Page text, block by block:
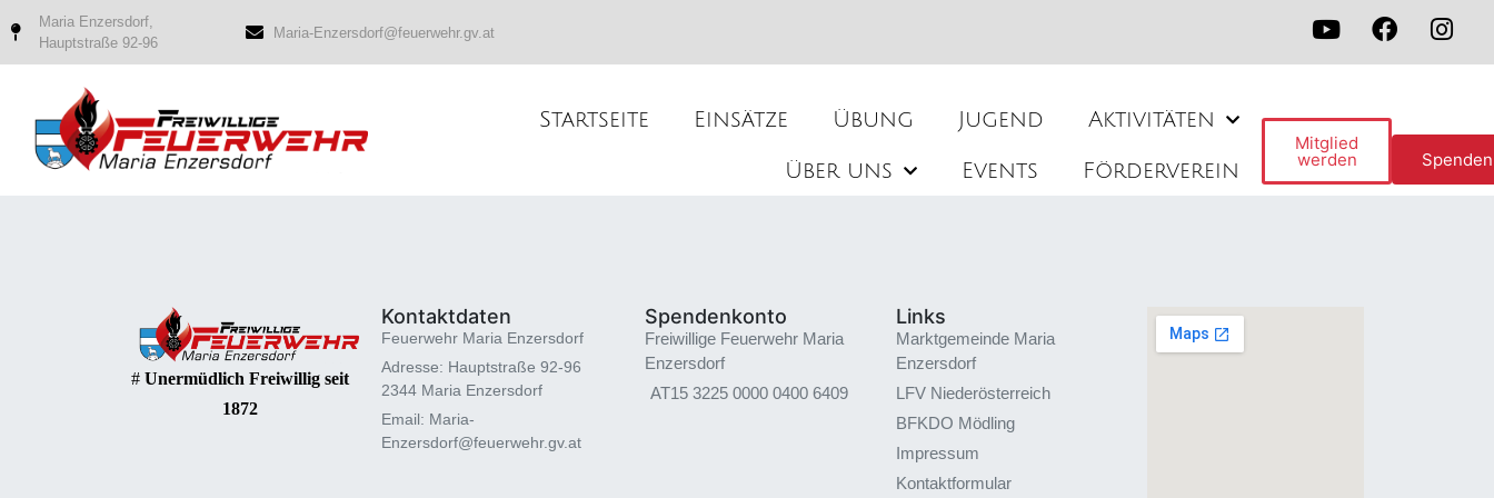
Maria Enzersdorf,
Hauptstraße 92-96
Maria-Enzersdorf@feuerwehr.gv.at
Startseite Einsätze Übung Jugend Aktivitäten
Über uns Events Förderverein
Mitglied
werden Spenden
# Unermüdlich Freiwillig seit
1872
Kontaktdaten
Feuerwehr Maria Enzersdorf
Adresse: Hauptstraße 92-96
2344 Maria Enzersdorf
Email: Maria-
Enzersdorf@feuerwehr.gv.at
Spendenkonto
Freiwillige Feuerwehr Maria
Enzersdorf
AT15 3225 0000 0400 6409
Links
Marktgemeinde Maria
Enzersdorf
LFV Niederösterreich
BFKDO Mödling
Impressum
Kontaktformular